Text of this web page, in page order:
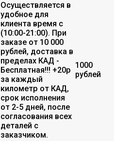
Осуществляется в
удобное для
клиента время с
(10:00-21:00). При
заказе от 10 000
рублей, доставка в
пределах КАД -
Бесплатная!!! +20р
за каждый
километр от КАД,
срок исполнения
от 2-5 дней, после
согласования всех
деталей с
заказчиком.
1000
рублей